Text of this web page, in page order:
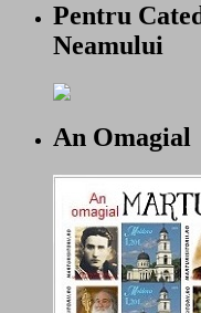
Pentru
Neamului
An Omagial